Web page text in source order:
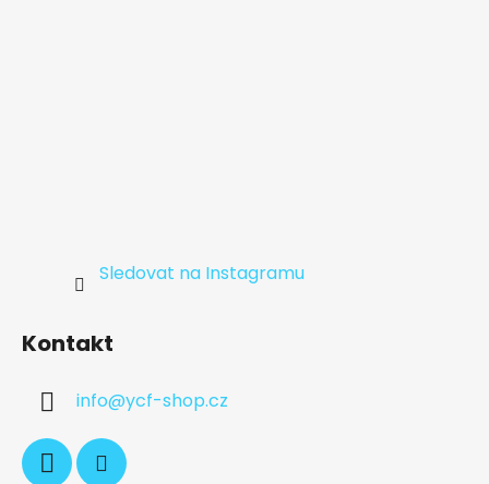
Sledovat na Instagramu
Kontakt
info@ycf-shop.cz